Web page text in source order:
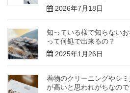
2026年7月18日
知っている様で知らない
って何処で出来るの？
2025年1月26日
着物のクリーニングやシ
が高いと思われがちなので